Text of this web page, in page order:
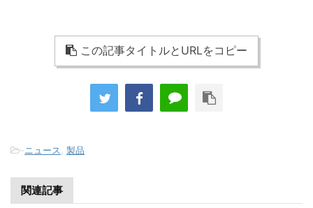
この記事タイトルとURLをコピー
-ニュース, 製品
関連記事